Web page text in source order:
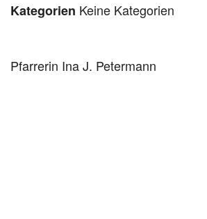
Kategorien Keine Kategorien
Pfarrerin Ina J. Petermann